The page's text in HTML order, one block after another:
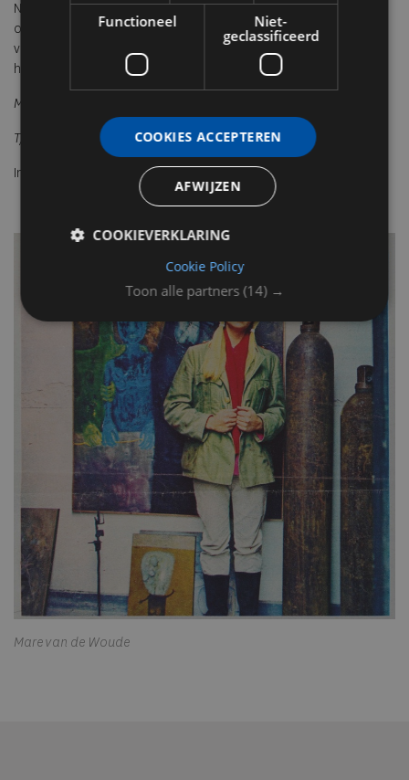
Na 2010 kwam er een woning vrij en die heeft het Museum
overgenomen en ook
van binnen volledig in de oude staat teruggebracht. Dat is onze
huidige Museumwoning.’
Mare van der Woude
T/m 4 oktober
Info:
museumdrachten.nl
Mare van de Woude
Toon alle partners (14) →
Functioneel
Niet-
geclassificeerd
COOKIES ACCEPTEREN
AFWIJZEN
COOKIEVERKLARING
Cookie Policy